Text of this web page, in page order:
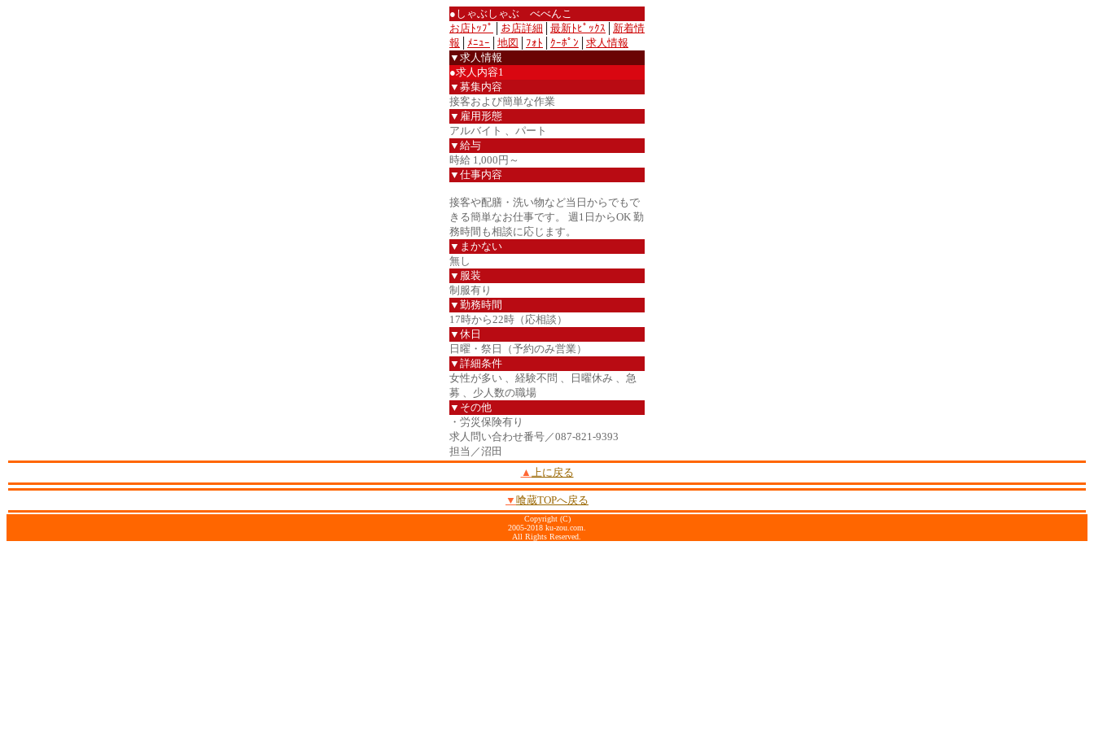
●しゃぶしゃぶ べべんこ
お店ﾄｯﾌﾟ
お店詳細 最新ﾄﾋﾟｯｸｽ
新着情
報
ﾒﾆｭｰ 地図 ﾌｫﾄ ｸｰﾎﾟﾝ
求人情報
▼求人情報
●求人内容1
▼募集内容
接客および簡単な作業
▼雇用形態
アルバイト 、パート
▼給与
時給 1,000円～
▼仕事内容
接客や配膳・洗い物など当日からでもで
きる簡単なお仕事です。 週1日からOK 勤
務時間も相談に応じます。
▼まかない
無し
▼服装
制服有り
▼勤務時間
17時から22時（応相談）
▼休日
日曜・祭日（予約のみ営業）
▼詳細条件
女性が多い 、経験不問 、日曜休み 、急
募 、少人数の職場
▼その他
・労災保険有り
求人問い合わせ番号／087-821-9393
担当／沼田
▲ 上に戻る
▼ 喰蔵TOPへ戻る
Copyright (C)
2005-2018 ku-zou.com.
All Rights Reserved.